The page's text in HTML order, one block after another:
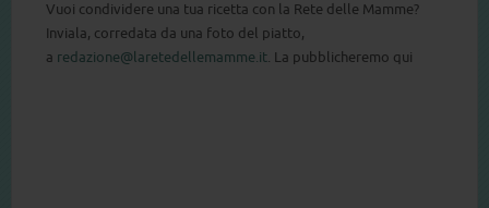
Vuoi condividere una tua ricetta con la Rete delle Mamme?
Inviala, corredata da una foto del piatto,
a redazione@laretedellemamme.it. La pubblicheremo qui